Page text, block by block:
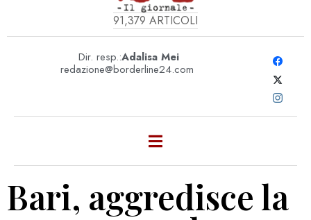
91,379 ARTICOLI
Dir. resp.:Adalisa Mei
redazione@borderline24.com
Bari, aggredisce la